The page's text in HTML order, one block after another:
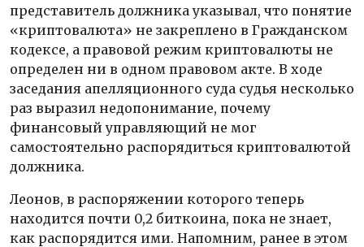
представитель должника указывал, что понятие
«криптовалюта» не закреплено в Гражданском
кодексе, а правовой режим криптовалюты не
определен ни в одном правовом акте. В ходе
заседания апелляционного суда судья несколько
раз выразил недопонимание, почему
финансовый управляющий не мог
самостоятельно распорядиться криптовалютой
должника.
Леонов, в распоряжении которого теперь
находится почти 0,2 биткоина, пока не знает,
как распорядится ими. Напомним, ранее в этом